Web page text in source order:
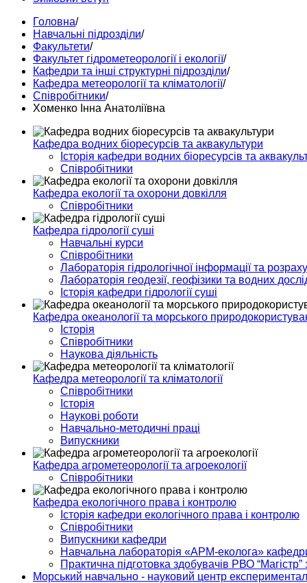
Головна/
Навчальні підрозділи/
Факультети/
Факультет гідрометеорології і екології/
Кафедри та інші структурні підрозділи/
Кафедра метеорології та кліматології/
Співробітники/
Хоменко Інна Анатоліївна
Кафедра водних біоресурсів та аквакультури
Історія кафедри водних біоресурсів та
Співробітники
Кафедра екології та охорони довкілля
Співробітники
Кафедра гідрології суші
Навчальні курси
Співробітники
Лабораторія гідрологічної інформації та
Лабораторія геодезії, геофізики та водних
Історія кафедри гідрології суші
Кафедра океанології та морського
Історія
Співробітники
Наукова діяльність
Кафедра метеорології та кліматології
Співробітники
Історія
Наукові роботи
Навчально-методичні праці
Випускники
Кафедра агрометеорології та агроекології
Співробітники
Кафедра екологічного права і контролю
Історія кафедри екологічного права і контролю
Співробітники
Випускники кафедри
Навчальна лабораторія «АРМ-еколога»
Практична підготовка здобувачів РВО
Морський навчально - науковий центр